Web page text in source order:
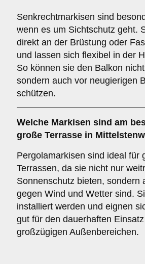
Senkrechtmarkisen sind
wenn es um Sichtschutz geht.
direkt an der Brüstung oder
und lassen sich flexibel in der
So können sie den Balkon
sondern auch vor neugierigen
schützen.
Welche Markisen sind am
große Terrasse in
Pergolamarkisen sind ideal für
Terrassen, da sie nicht nur
Sonnenschutz bieten, sondern
gegen Wind und Wetter sind.
installiert werden und eignen
gut für den dauerhaften
großzügigen Außenbereichen.